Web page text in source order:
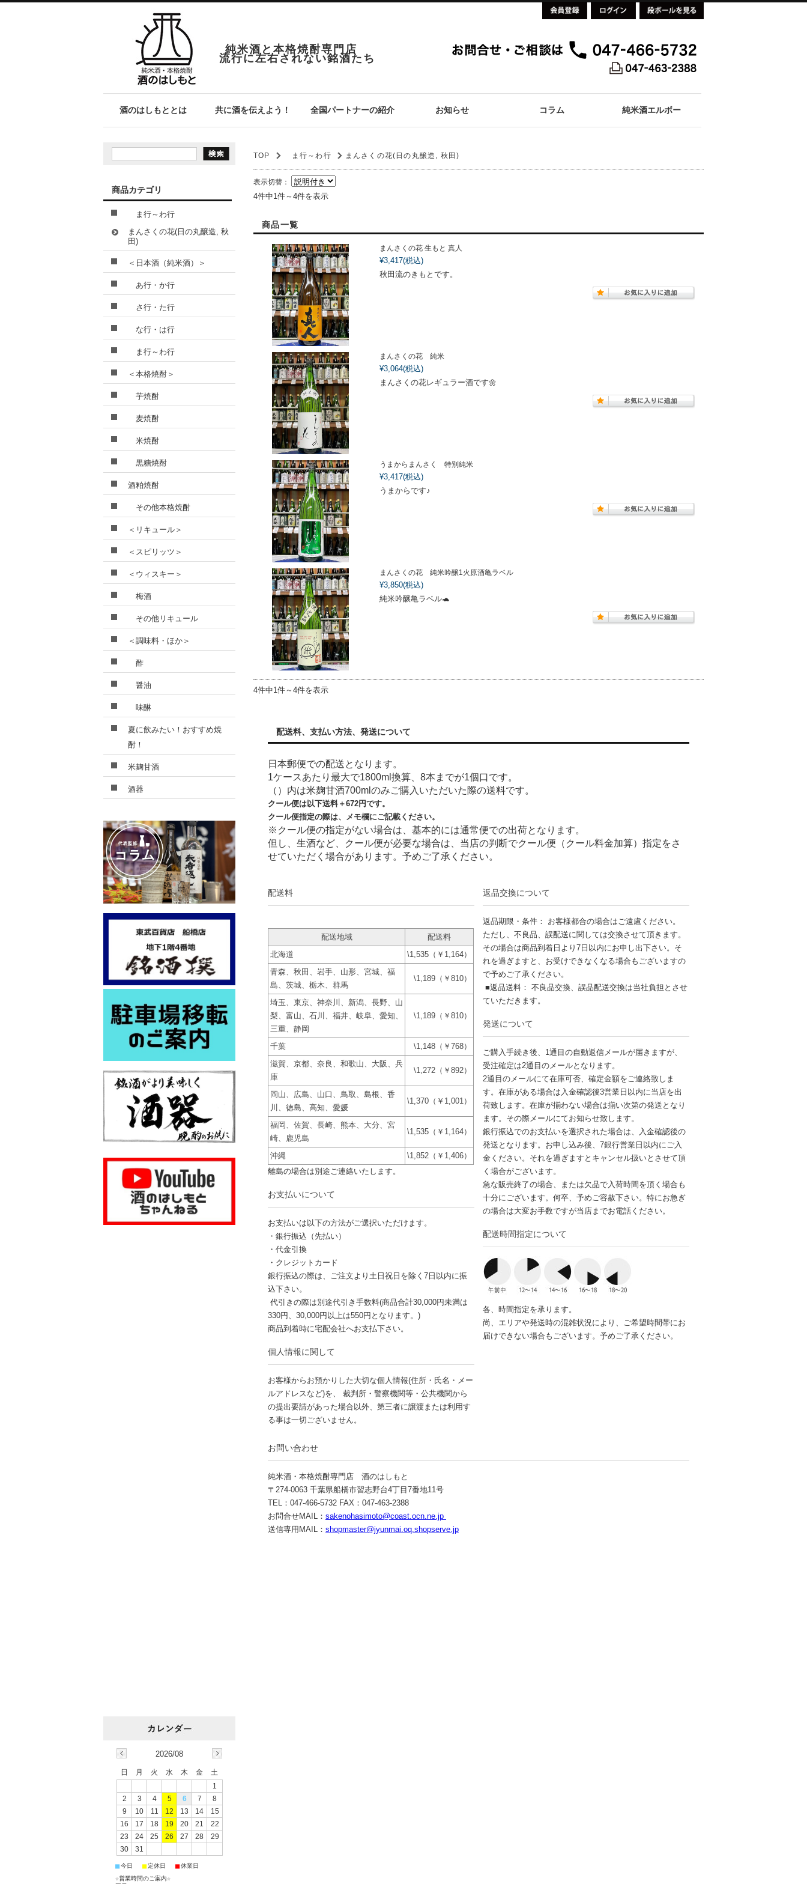
純米酒と本格焼酎専門店
流行に左右されない銘酒たち
酒のはしもととは 共に酒を伝えよう！ 全国パートナーの紹介 お知らせ コラム 純米酒エルボー
TOP ま行～わ行 まんさくの花(日の丸醸造, 秋田)
表示切替：
4件中1件～4件を表示
商品一覧
まんさくの花 生もと 真人
¥3,417(税込)
秋田流のきもとです。
まんさくの花 純米
¥3,064(税込)
まんさくの花レギュラー酒です🌼
うまからまんさく 特別純米
¥3,417(税込)
うまからです♪
まんさくの花 純米吟醸1火原酒亀ラベル
¥3,850(税込)
純米吟醸亀ラベル🐢
4件中1件～4件を表示
配送料、支払い方法、発送について
日本郵便での配送となります。
1ケースあたり最大で1800ml換算、8本までが1個口です。
（）内は米麹甘酒700mlのみご購入いただいた際の送料です。
クール便は以下送料＋672円です。
クール便指定の際は、メモ欄にご記載ください。
※クール便の指定がない場合は、基本的には通常便での出荷となります。
但し、生酒など、クール便が必要な場合は、当店の判断でクール便（クール料金加算）指定をさ
せていただく場合があります。予めご了承ください。
配送料
配送地域
配送料
北海道
\1,535（￥1,164）
青森、秋田、岩手、山形、宮城、福
島、茨城、栃木、群馬
\1,189（￥810）
埼玉、東京、神奈川、新潟、長野、山
梨、富山、石川、福井、岐阜、愛知、
三重、静岡
\1,189（￥810）
千葉
\1,148（￥768）
滋賀、京都、奈良、和歌山、大阪、兵
庫
\1,272（￥892）
岡山、広島、山口、鳥取、島根、香
川、徳島、高知、愛媛
\1,370（￥1,001）
福岡、佐賀、長崎、熊本、大分、宮
崎、鹿児島
\1,535（￥1,164）
沖縄
\1,852（￥1,406）
離島の場合は別途ご連絡いたします。
お支払いについて
お支払いは以下の方法がご選択いただけます。
・銀行振込（先払い）
・代金引換
・クレジットカード
銀行振込の際は、ご注文より土日祝日を除く7日以内に振
込下さい。
代引きの際は別途代引き手数料(商品合計30,000円未満は
330円、30,000円以上は550円となります。)
商品到着時に宅配会社へお支払下さい。
個人情報に関して
お客様からお預かりした大切な個人情報(住所・氏名・メー
ルアドレスなど)を、 裁判所・警察機関等・公共機関から
の提出要請があった場合以外、第三者に譲渡または利用す
る事は一切ございません。
返品交換について
返品期限・条件： お客様都合の場合はご遠慮ください。
ただし、不良品、誤配送に関しては交換させて頂きます。
その場合は商品到着日より7日以内にお申し出下さい。そ
れを過ぎますと、お受けできなくなる場合もございますの
で予めご了承ください。
■返品送料： 不良品交換、誤品配送交換は当社負担とさせ
ていただきます。
発送について
ご購入手続き後、1通目の自動返信メールが届きますが、
受注確定は2通目のメールとなります。
2通目のメールにて在庫可否、確定金額をご連絡致しま
す。在庫がある場合は入金確認後3営業日以内に当店を出
荷致します。在庫が揃わない場合は揃い次第の発送となり
ます。その際メールにてお知らせ致します。
銀行振込でのお支払いを選択された場合は、入金確認後の
発送となります。お申し込み後、7銀行営業日以内にご入
金ください。それを過ぎますとキャンセル扱いとさせて頂
く場合がございます。
急な販売終了の場合、または欠品で入荷時間を頂く場合も
十分にございます。何卒、予めご容赦下さい。特にお急ぎ
の場合は大変お手数ですが当店までお電話ください。
配送時間指定について
各、時間指定を承ります。
尚、エリアや発送時の混雑状況により、ご希望時間帯にお
届けできない場合もございます。予めご了承ください。
お問い合わせ
純米酒・本格焼酎専門店 酒のはしもと
〒274-0063 千葉県船橋市習志野台4丁目7番地11号
TEL：047-466-5732 FAX：047-463-2388
お問合せMAIL： sakenohasimoto@coast.ocn.ne.jp
送信専用MAIL： shopmaster@jyunmai.oq.shopserve.jp
商品カテゴリ
ま行～わ行
まんさくの花(日の丸醸造, 秋
田)
＜日本酒（純米酒）＞
あ行・か行
さ行・た行
な行・は行
ま行～わ行
＜本格焼酎＞
芋焼酎
麦焼酎
米焼酎
黒糖焼酎
酒粕焼酎
その他本格焼酎
＜リキュール＞
＜スピリッツ＞
＜ウィスキー＞
梅酒
その他リキュール
＜調味料・ほか＞
酢
醤油
味醂
夏に飲みたい！おすすめ焼
酎！
米麹甘酒
酒器
2026/08
日 月 火 水 木 金
土
1
2
3 4 5 6 7
8
9
10 11 12 13 14
15
16
17 18 19 20 21
22
23
24 25 26 27 28
29
30
31
■今日 ■定休日 ■休業日
☆営業時間のご案内☆